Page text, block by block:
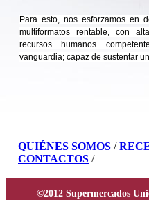
Para esto, nos esforzamos en
multiformatos rentable, con
recursos humanos
vanguardia; capaz de sustentar
QUIÉNES SOMOS /
CONTACTOS /
©2012 Supermercados